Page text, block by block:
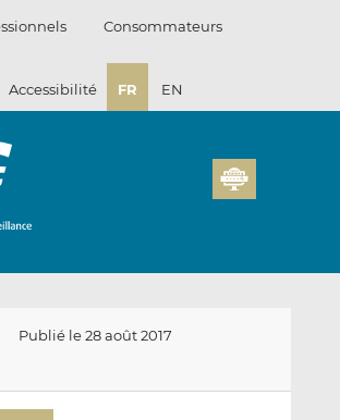
Consommateurs
Accessibilité FR EN
Publié le 28 août 2017